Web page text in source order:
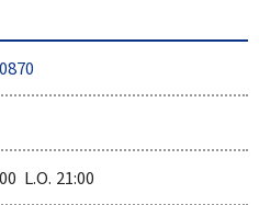
L.O. 21:00